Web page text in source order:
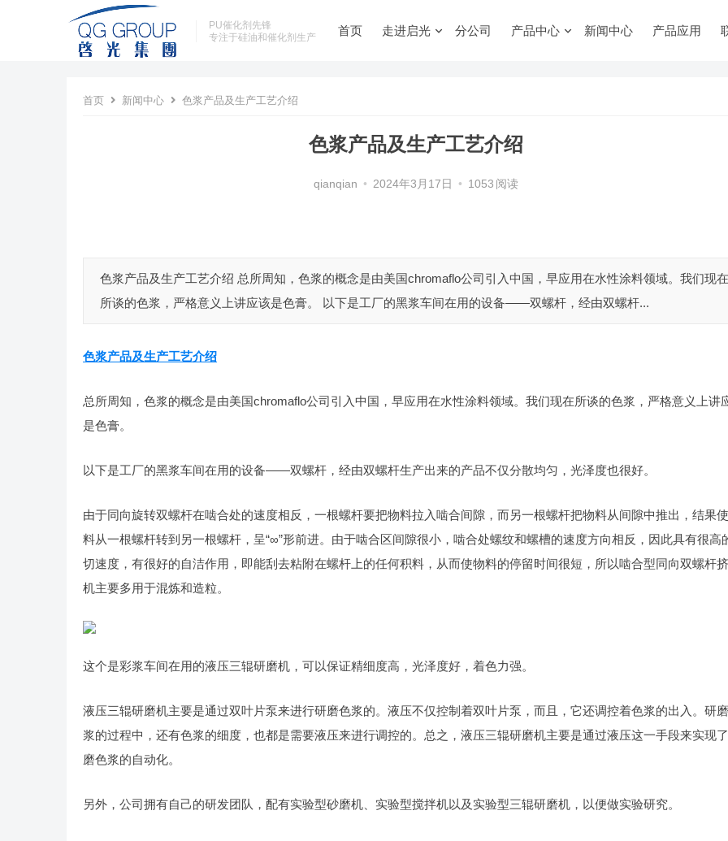
PU催化剂先锋
专注于硅油和催化剂生产
首页 走进启光 分公司 产品中心 新闻中心 产品应用
首页 新闻中心 色浆产品及生产工艺介绍
色浆产品及生产工艺介绍
qianqian • 2024年3月17日 • 1053 阅读
色浆产品及生产工艺介绍 总所周知，色浆的概念是由美国chromaflo公司引入中国，早应用在水性涂料领域。我们现在
所谈的色浆，严格意义上讲应该是色膏。 以下是工厂的黑浆车间在用的设备——双螺杆，经由双螺杆...
色浆产品及生产工艺介绍
总所周知，色浆的概念是由美国chromaflo公司引入中国，早应用在水性涂料领域。我们现在所谈的色浆，严格意义上讲
是色膏。
以下是工厂的黑浆车间在用的设备——双螺杆，经由双螺杆生产出来的产品不仅分散均匀，光泽度也很好。
由于同向旋转双螺杆在啮合处的速度相反，一根螺杆要把物料拉入啮合间隙，而另一根螺杆把物料从间隙中推出，结果
料从一根螺杆转到另一根螺杆，呈“∞”形前进。由于啮合区间隙很小，啮合处螺纹和螺槽的速度方向相反，因此具有很高
切速度，有很好的自洁作用，即能刮去粘附在螺杆上的任何积料，从而使物料的停留时间很短，所以啮合型同向双螺杆
机主要多用于混炼和造粒。
这个是彩浆车间在用的液压三辊研磨机，可以保证精细度高，光泽度好，着色力强。
液压三辊研磨机主要是通过双叶片泵来进行研磨色浆的。液压不仅控制着双叶片泵，而且，它还调控着色浆的出入。研
浆的过程中，还有色浆的细度，也都是需要液压来进行调控的。总之，液压三辊研磨机主要是通过液压这一手段来实现
磨色浆的自动化。
另外，公司拥有自己的研发团队，配有实验型砂磨机、实验型搅拌机以及实验型三辊研磨机，以便做实验研究。